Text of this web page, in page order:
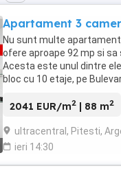
Apartament 3
Nu sunt multe
ofere aproape 92 mp si
Acesta este unul dintre
bloc cu 10 etaje, pe
2041 EUR/m2 | 88 m2
ultracentral, Pitesti,
ieri 14:30